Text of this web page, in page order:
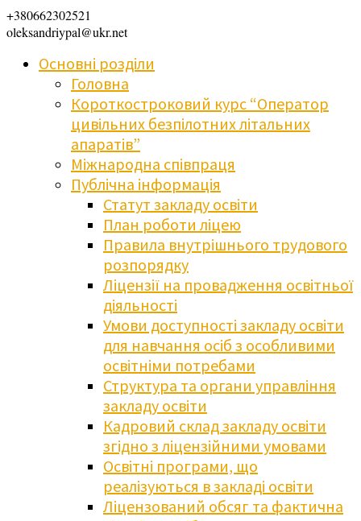
+380662302521
oleksandriypal@ukr.net
Основні розділи
Головна
Короткостроковий курс “Оператор
цивільних безпілотних літальних
апаратів”
Міжнародна співпраця
Публічна інформація
Статут закладу освіти
План роботи ліцею
Правила внутрішнього трудового
розпорядку
Ліцензії на провадження освітньої
діяльності
Умови доступності закладу освіти
для навчання осіб з особливими
освітніми потребами
Структура та органи управління
закладу освіти
Кадровий склад закладу освіти
згідно з ліцензійними умовами
Освітні програми, що
реалізуються в закладі освіти
Ліцензований обсяг та фактична